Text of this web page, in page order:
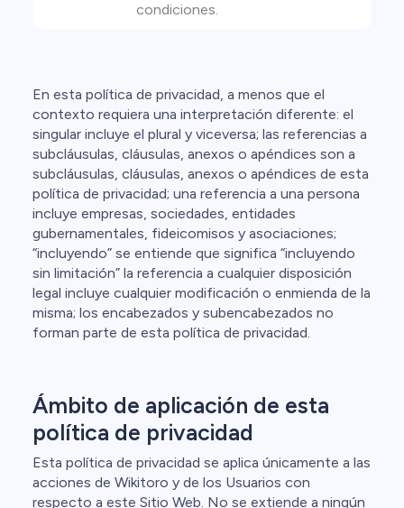
condiciones.
En esta política de privacidad, a menos que el
contexto requiera una interpretación diferente: el
singular incluye el plural y viceversa; las referencias a
subcláusulas, cláusulas, anexos o apéndices son a
subcláusulas, cláusulas, anexos o apéndices de esta
política de privacidad; una referencia a una persona
incluye empresas, sociedades, entidades
gubernamentales, fideicomisos y asociaciones;
“incluyendo” se entiende que significa “incluyendo
sin limitación” la referencia a cualquier disposición
legal incluye cualquier modificación o enmienda de la
misma; los encabezados y subencabezados no
forman parte de esta política de privacidad.
Ámbito de aplicación de esta
política de privacidad
Esta política de privacidad se aplica únicamente a las
acciones de Wikitoro y de los Usuarios con
respecto a este Sitio Web. No se extiende a ningún